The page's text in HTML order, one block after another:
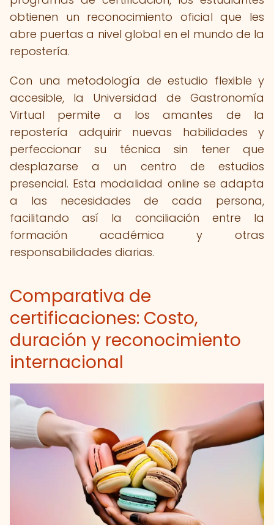
obtienen un reconocimiento oficial que les
abre puertas a nivel global en el mundo de la
repostería.
Con una metodología de estudio flexible y
accesible, la Universidad de Gastronomía
Virtual permite a los amantes de la
repostería adquirir nuevas habilidades y
perfeccionar su técnica sin tener que
desplazarse a un centro de estudios
presencial. Esta modalidad online se adapta
a las necesidades de cada persona,
facilitando así la conciliación entre la
formación académica y otras
responsabilidades diarias.
Comparativa de
certificaciones: Costo,
duración y reconocimiento
internacional